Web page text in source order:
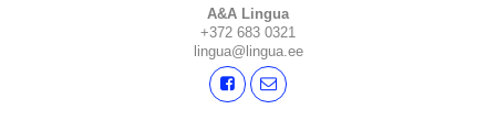
A&A Lingua
+372 683 0321
lingua@lingua.ee